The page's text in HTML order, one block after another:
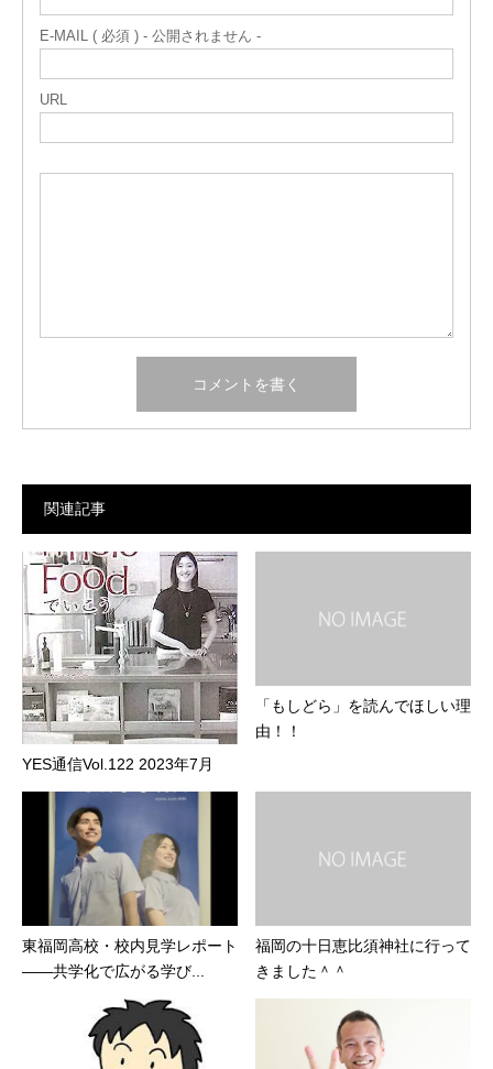
E-MAIL ( 必須 ) - 公開されません -
URL
関連記事
YES通信Vol.122 2023年7月
「もしどら」を読んでほしい理
由！！
東福岡高校・校内見学レポート
――共学化で広がる学び...
福岡の十日恵比須神社に行って
きました＾＾